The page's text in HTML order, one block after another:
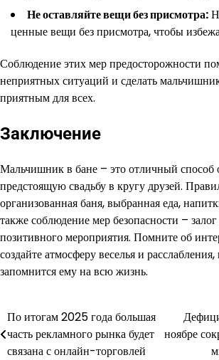
Не оставляйте вещи без присмотра:
ценные вещи без присмотра, чтобы
Соблюдение этих мер предосторожности
неприятных ситуаций и сделать
приятным для всех.
Заключение
Мальчишник в бане – это отличный способ
предстоящую свадьбу в кругу друзей.
организованная баня, выбранная еда,
также соблюдение мер безопасности –
позитивного мероприятия. Помните об
создайте атмосферу веселья и
запомнится ему на всю жизнь.
Навигация
по
По итогам 2025 года большая
часть рекламного рынка будет
связана с онлайн-торговлей
ноябре